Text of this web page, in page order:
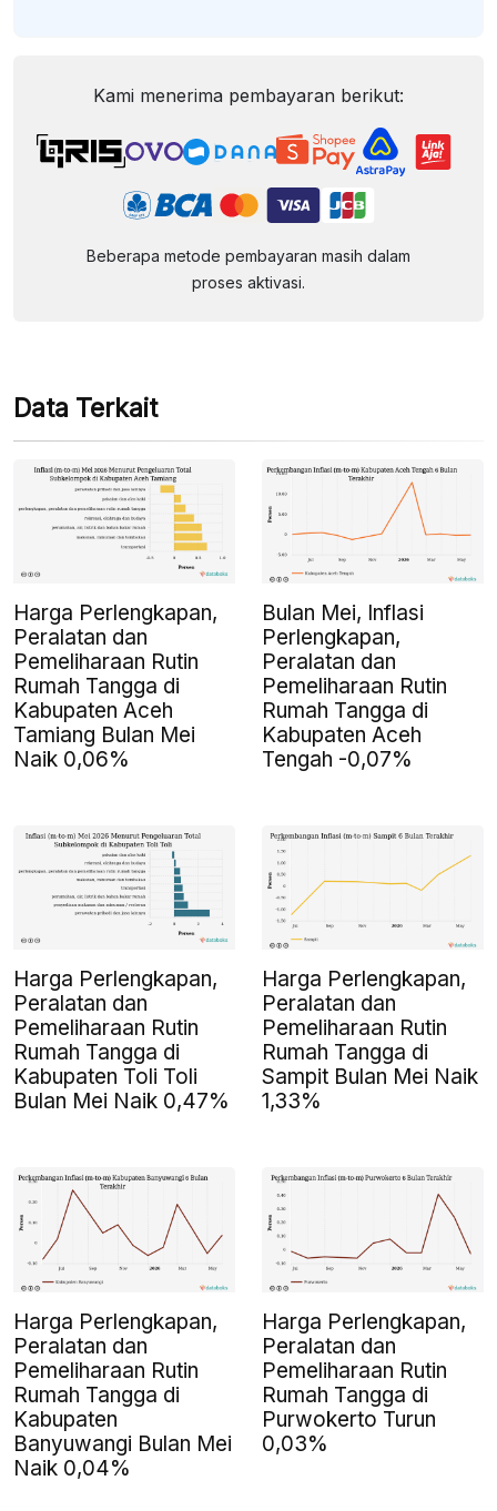
Kami menerima pembayaran berikut:
Beberapa metode pembayaran masih dalam
proses aktivasi.
Data Terkait
Harga Perlengkapan,
Peralatan dan
Pemeliharaan Rutin
Rumah Tangga di
Kabupaten Aceh
Tamiang Bulan Mei
Naik 0,06%
Bulan Mei, Inflasi
Perlengkapan,
Peralatan dan
Pemeliharaan Rutin
Rumah Tangga di
Kabupaten Aceh
Tengah -0,07%
Harga Perlengkapan,
Peralatan dan
Pemeliharaan Rutin
Rumah Tangga di
Kabupaten Toli Toli
Bulan Mei Naik 0,47%
Harga Perlengkapan,
Peralatan dan
Pemeliharaan Rutin
Rumah Tangga di
Sampit Bulan Mei Naik
1,33%
Harga Perlengkapan,
Peralatan dan
Pemeliharaan Rutin
Rumah Tangga di
Kabupaten
Banyuwangi Bulan Mei
Naik 0,04%
Harga Perlengkapan,
Peralatan dan
Pemeliharaan Rutin
Rumah Tangga di
Purwokerto Turun
0,03%